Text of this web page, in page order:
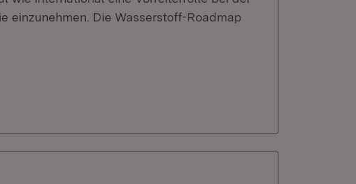
einzunehmen. Die Wasserstoff-Roadmap